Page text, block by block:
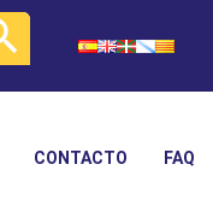
CONTACTO FAQ